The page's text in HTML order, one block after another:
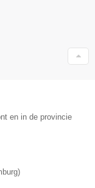
en in de provincie
)